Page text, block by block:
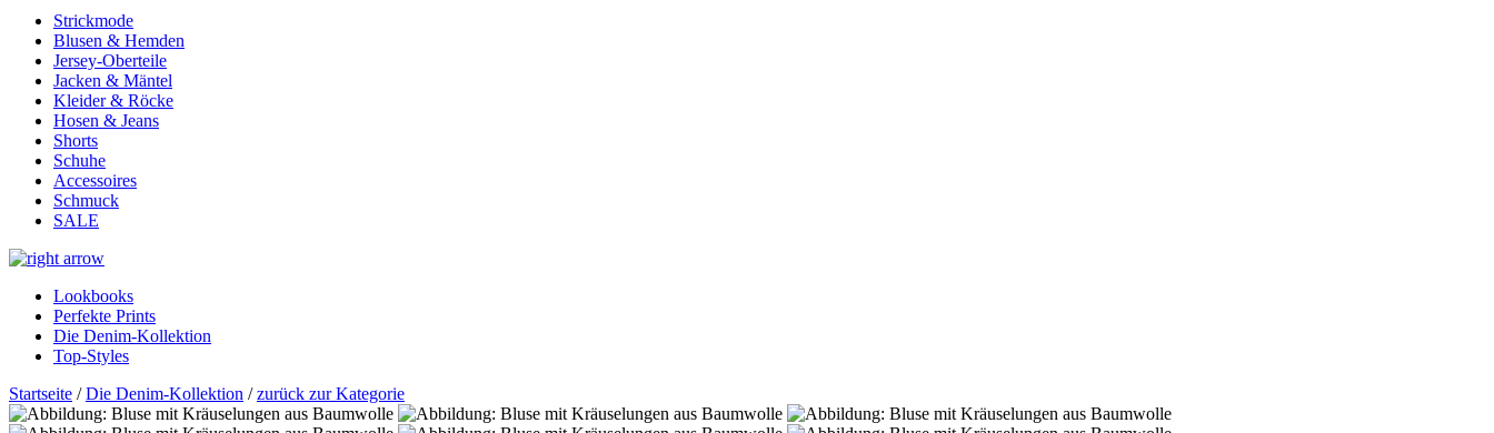
Strickmode
Blusen & Hemden
Jersey-Oberteile
Jacken & Mäntel
Kleider & Röcke
Hosen & Jeans
Shorts
Schuhe
Accessoires
Schmuck
SALE
Lookbooks
Perfekte Prints
Die Denim-Kollektion
Top-Styles
Startseite /Die Denim-Kollektion /zurück zur Kategorie